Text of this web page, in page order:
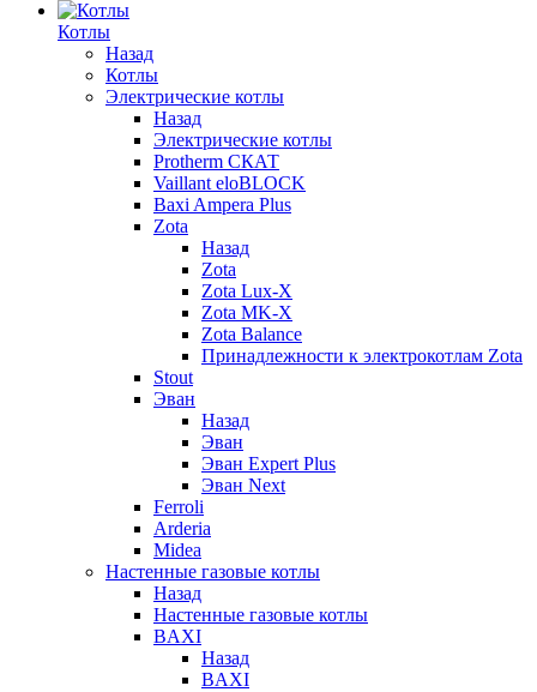
Котлы
Назад
Котлы
Электрические котлы
Назад
Электрические котлы
Protherm СКАТ
Vaillant eloBLOCK
Baxi Ampera Plus
Zota
Назад
Zota
Zota Lux-X
Zota MK-X
Zota Balance
Принадлежности к электрокотлам Zota
Stout
Эван
Назад
Эван
Эван Expert Plus
Эван Next
Ferroli
Arderia
Midea
Настенные газовые котлы
Назад
Настенные газовые котлы
BAXI
Назад
BAXI